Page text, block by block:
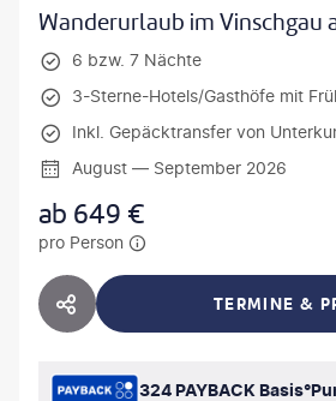
Wanderurlaub im Vinschgau
6 bzw. 7 Nächte
3-Sterne-Hotels/Gasthöfe mit
Inkl. Gepäcktransfer von
August — September 2026
ab 649 €
pro Person
HOTEL TEILEN TERMINE &
324 PAYBACK